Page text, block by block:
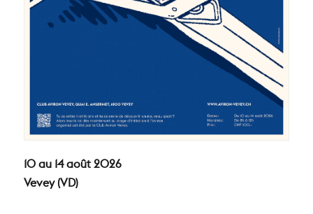
10 au 14 août 2026
Vevey (VD)